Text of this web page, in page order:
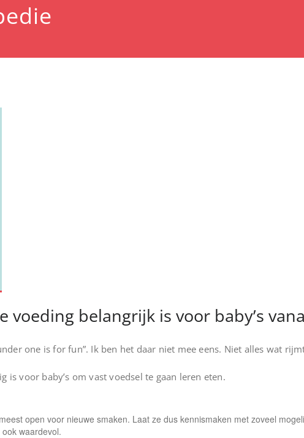
voeding belangrijk is voor baby’s
one is for fun”. Ik ben het daar niet mee eens. Niet alles wat
is voor baby’s om vast voedsel te gaan leren eten.
open voor nieuwe smaken. Laat ze dus kennismaken met zoveel
waardevol.